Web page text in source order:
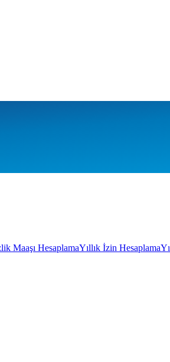
Maaşı HesaplamaYıllık İzin Hesaplama